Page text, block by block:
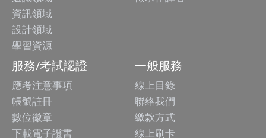
資訊領域
設計領域
學習資源
服務/考試認證
應考注意事項
帳號註冊
數位徽章
下載電子證書
一般服務
線上目錄
聯絡我們
繳款方式
線上刷卡